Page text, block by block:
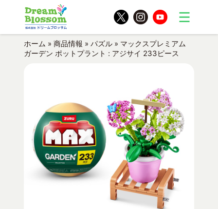
ホーム » 商品情報 » パズル » マックスプレミアム
ガーデン ポットプラント : アジサイ 233ピース